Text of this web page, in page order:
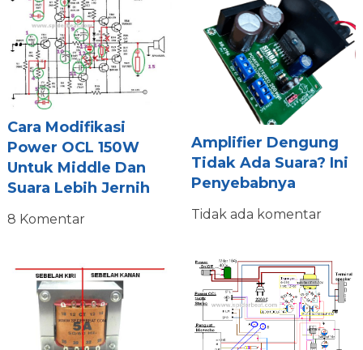
Cara Modifikasi
Power OCL 150W
Untuk Middle Dan
Suara Lebih Jernih
8 Komentar
Amplifier Dengung
Tidak Ada Suara? Ini
Penyebabnya
Tidak ada komentar